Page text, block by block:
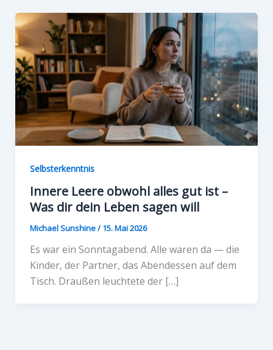
Selbsterkenntnis
Innere Leere obwohl alles gut ist –
Was dir dein Leben sagen will
Michael Sunshine/15. Mai 2026
Es war ein Sonntagabend. Alle waren da — die
Kinder, der Partner, das Abendessen auf dem
Tisch. Draußen leuchtete der […]